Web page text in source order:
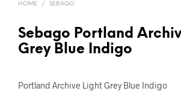
HOME / SEBAGO
Sebago Portland
Grey Blue Indigo
Portland Archive Light Grey Blue Indigo